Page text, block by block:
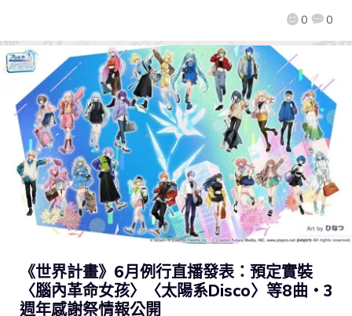
0 0
《世界計畫》6月例行直播發表：預定實裝
〈腦內革命女孩〉〈太陽系Disco〉等8曲・3
週年感謝祭情報公開